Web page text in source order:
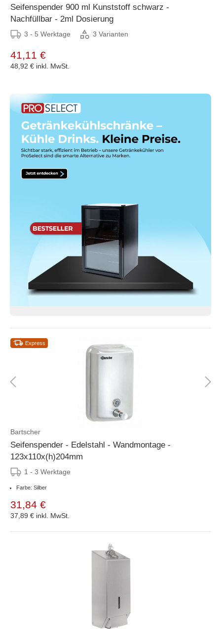
Seifenspender 900 ml Kunststoff schwarz -
Nachfüllbar - 2ml Dosierung
3 - 5 Werktage 3 Varianten
41,11 €
48,92 € inkl. MwSt.
Express
Bartscher
Seifenspender - Edelstahl - Wandmontage -
123x110x(h)204mm
1 - 3 Werktage
Farbe: Silber
31,84 €
37,89 € inkl. MwSt.